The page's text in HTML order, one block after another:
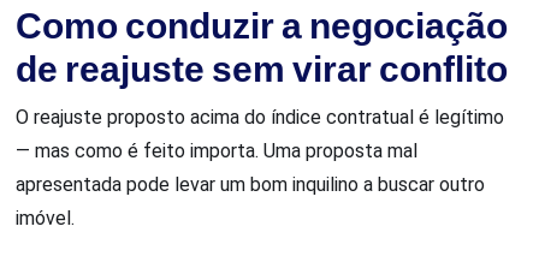
Como conduzir a negociação
de reajuste sem virar conflito
O reajuste proposto acima do índice contratual é legítimo
— mas como é feito importa. Uma proposta mal
apresentada pode levar um bom inquilino a buscar outro
imóvel.